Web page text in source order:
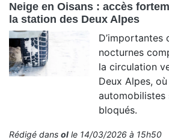
Neige en Oisans : accès
la station des Deux Alpes
D’importantes
nocturnes
la circulation
Deux Alpes,
automobilistes
bloqués.
Rédigé dans ol le 14/03/2026 à 15h50